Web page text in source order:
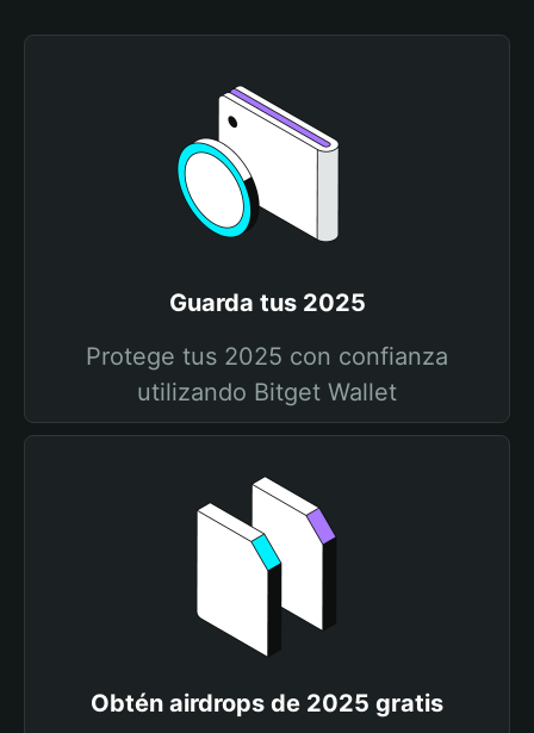
Guarda tus 2025
Protege tus 2025 con confianza
utilizando Bitget Wallet
Obtén airdrops de 2025 gratis